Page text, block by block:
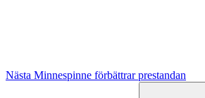
Nästa Minnespinne förbättrar prestandan